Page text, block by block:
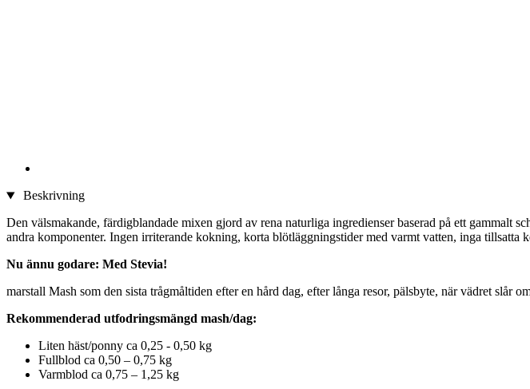
Beskrivning
Den välsmakande, färdigblandade mixen gjord av rena naturliga ingredienser baserad på ett
andra komponenter. Ingen irriterande kokning, korta blötläggningstider med varmt vatten, inga tillsatta
Nu ännu godare: Med Stevia!
marstall Mash som den sista trågmåltiden efter en hård dag, efter långa resor, pälsbyte, när vädret slår
Rekommenderad utfodringsmängd mash/dag:
Liten häst/ponny ca 0,25 - 0,50 kg
Fullblod ca 0,50 – 0,75 kg
Varmblod ca 0,75 – 1,25 kg